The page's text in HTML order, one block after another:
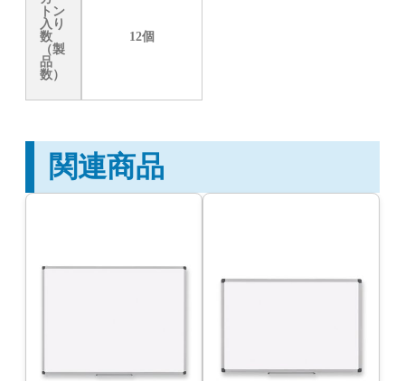
トン
入り
数
（製
品
数）
12個
関連商品